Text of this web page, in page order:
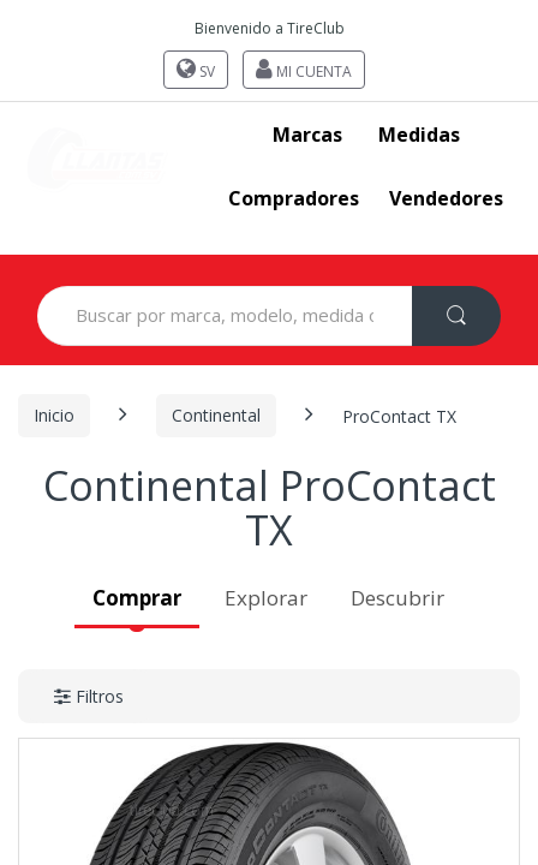
Bienvenido a TireClub
SV MI CUENTA
Marcas Medidas
Compradores Vendedores
Search
for:
Inicio Continental ProContact TX
Continental ProContact
TX
Comprar Explorar Descubrir
Filtros